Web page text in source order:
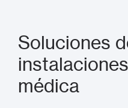
Soluciones
médica